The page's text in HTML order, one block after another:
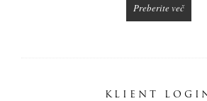
Preberite več
KLIENT